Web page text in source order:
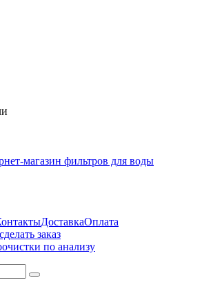
ДоставкаОплата
заказ
по анализу